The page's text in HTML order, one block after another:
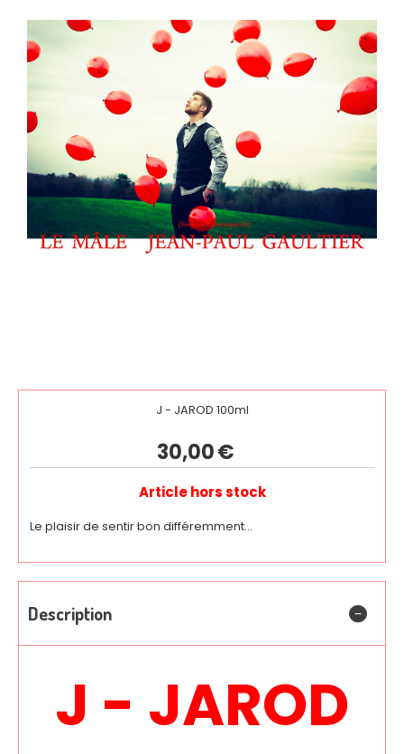
J - JAROD 100ml
30,00€
Article hors stock
Le plaisir de sentir bon différemment...
Description
J - JAROD